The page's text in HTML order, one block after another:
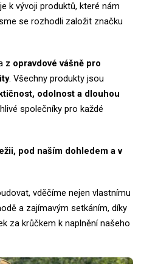
k vývoji produktů, které nám
se rozhodli založit značku
z opravdové vášně pro
. Všechny produkty jsou
odolnost a dlouhou
společníky pro každé
pod naším dohledem a v
vděčíme nejen vlastnímu
a zajímavým setkáním, díky
za krůčkem k naplnění našeho